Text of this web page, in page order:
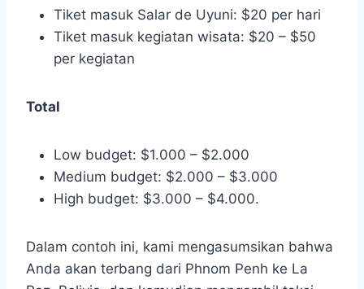
Tiket masuk Salar de Uyuni: $20 per hari
Tiket masuk kegiatan wisata: $20 – $50
per kegiatan
Total
Low budget: $1.000 – $2.000
Medium budget: $2.000 – $3.000
High budget: $3.000 – $4.000.
Dalam contoh ini, kami mengasumsikan bahwa
Anda akan terbang dari Phnom Penh ke La